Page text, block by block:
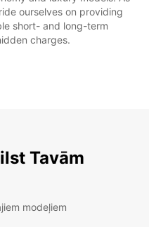
ourselves on providing
short- and long-term
charges.
Tavām
modeļiem